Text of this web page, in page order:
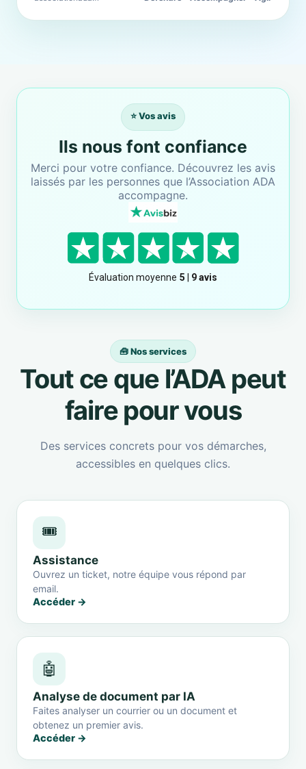
⭐ Vos avis
Ils nous font confiance
Merci pour votre confiance. Découvrez les avis
laissés par les personnes que l’Association ADA
accompagne.
🧰 Nos services
Tout ce que l’ADA peut
faire pour vous
Des services concrets pour vos démarches,
accessibles en quelques clics.
🎟️
Assistance
Ouvrez un ticket, notre équipe vous répond par
email.
Accéder →
🤖
Analyse de document par IA
Faites analyser un courrier ou un document et
obtenez un premier avis.
Accéder →